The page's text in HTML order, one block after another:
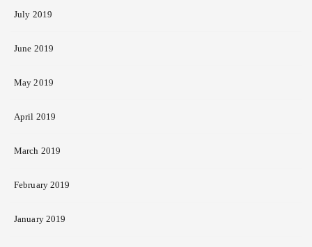
July 2019
June 2019
May 2019
April 2019
March 2019
February 2019
January 2019